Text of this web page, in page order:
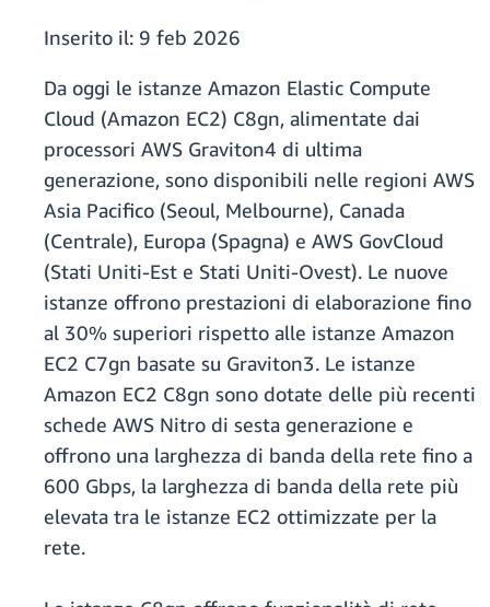
Inserito il: 9 feb 2026
Da oggi le istanze Amazon Elastic Compute
Cloud (Amazon EC2) C8gn, alimentate dai
processori AWS Graviton4 di ultima
generazione, sono disponibili nelle regioni AWS
Asia Pacifico (Seoul, Melbourne), Canada
(Centrale), Europa (Spagna) e AWS GovCloud
(Stati Uniti-Est e Stati Uniti-Ovest). Le nuove
istanze offrono prestazioni di elaborazione fino
al 30% superiori rispetto alle istanze Amazon
EC2 C7gn basate su Graviton3. Le istanze
Amazon EC2 C8gn sono dotate delle più recenti
schede AWS Nitro di sesta generazione e
offrono una larghezza di banda della rete fino a
600 Gbps, la larghezza di banda della rete più
elevata tra le istanze EC2 ottimizzate per la
rete.